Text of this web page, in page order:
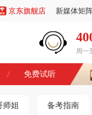
京东旗舰店 新媒体矩
周一
免费试听
师姐 备考指南